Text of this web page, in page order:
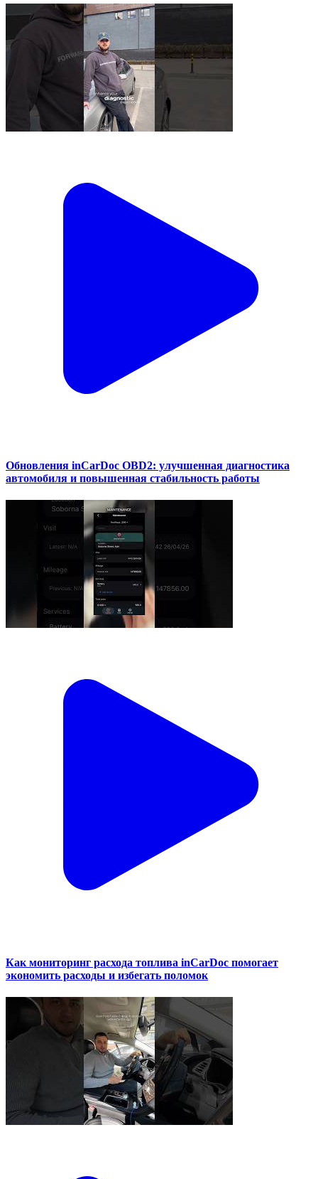
Обновления inCarDoc OBD2: улучшенная диагностика
автомобиля и повышенная стабильность работы
Как мониторинг расхода топлива inCarDoc помогает
экономить расходы и избегать поломок